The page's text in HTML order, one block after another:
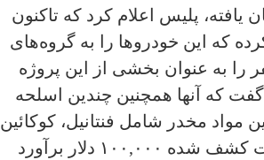
پلیس اعلام کرد که تاکنون
میلیون دلار را کشف کرده که این خودروها را به گروه‌های
بین‌المللی در دیگر کشورها می‌فروخته است. پلیس ۵۱ نفر را به عنوان بخشی از این پروژه
کرده است. پلیس گفت که آنها همچنین چندین اسلحه
مواد مخدر شامل فنتانیل، کوکائین
و اکسی‌کدون را نیز کشف و ضبط کردند. ارزش اسلحه و مهمات کشف شده ۱۰۰,۰۰۰ دلار برآورد